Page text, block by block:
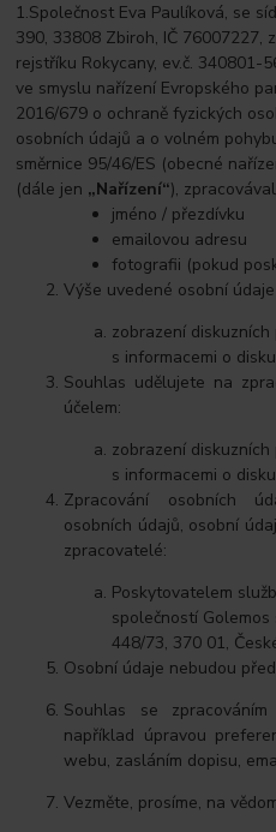
1.Společnost Eva Paulíková, se
390, 33808 Zbiroh, IČ 76007227,
rejstříku Rokycany, ev.č. 340801-
ve smyslu nařízení Evropského
2016/679 o ochraně fyzických
osobních údajů a o volném
směrnice 95/46/ES (obecné
(dále jen „Nařízení“),
jméno / přezdívku
emailovou adresu
fotografii (pokud
Výše uvedené osobní
zobrazení
s informacemi o
Souhlas udělujete na
účelem:
zobrazení
s informacemi o
Zpracování osobních
osobních údajů, osobní
zpracovatelé:
Poskytovatelem
společností
448/73, 370 01,
Osobní údaje nebudou
Souhlas se
například úpravou
webu, zasláním dopisu,
Vezměte, prosíme, na